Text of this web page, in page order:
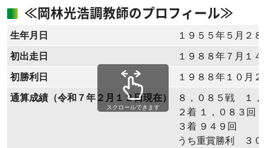
≪岡林光浩調教師のプロフィール≫
生年月日
１９５５年５月２８
初出走日
１９８８年７月１４
初勝利日
１９８８年１０月２
通算成績（令和７年２月１２日現在）
８，０８５戦 １，
２着 １，０８３回
３着 ９４９回
うち重賞勝利 ３０
スクロールできます